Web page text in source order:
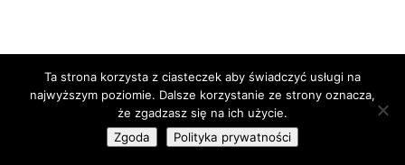
Ta strona korzysta z ciasteczek aby świadczyć usługi na
najwyższym poziomie. Dalsze korzystanie ze strony oznacza,
że zgadzasz się na ich użycie.
Zgoda
Polityka prywatności